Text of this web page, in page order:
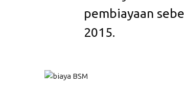
pembiayaan
2015.